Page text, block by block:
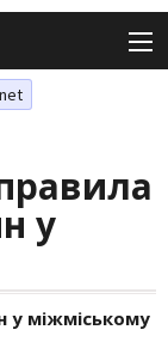
у
у міжміському